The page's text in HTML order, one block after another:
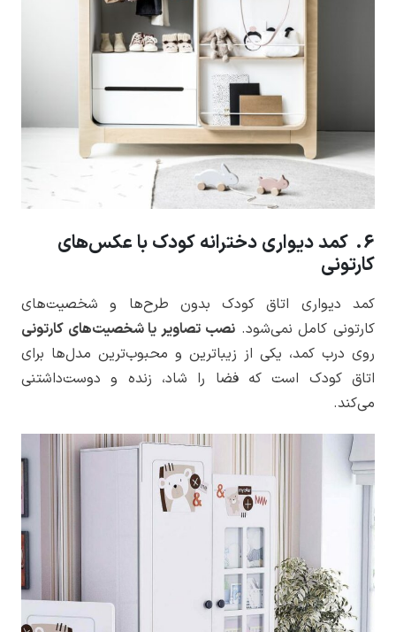
6. کمد دیواری دخترانه کودک با عکس‌های
کارتونی
کمد دیواری اتاق کودک بدون طرح‌ها و شخصیت‌های
کارتونی کامل نمی‌شود.نصب تصاویر یا شخصیت‌های کارتونی
روی درب کمد، یکی از زیباترین و محبوب‌ترین مدل‌ها برای
اتاق کودک است که فضا را شاد، زنده و دوست‌داشتنی
می‌کند.